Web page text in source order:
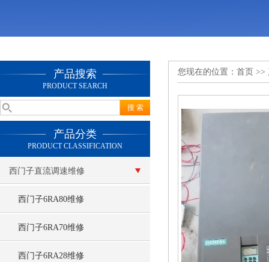
产品搜索
PRODUCT SEARCH
产品分类
PRODUCT CLASSIFICATION
西门子直流调速维修
西门子6RA80维修
西门子6RA70维修
西门子6RA28维修
您现在的位置： 首页 >>